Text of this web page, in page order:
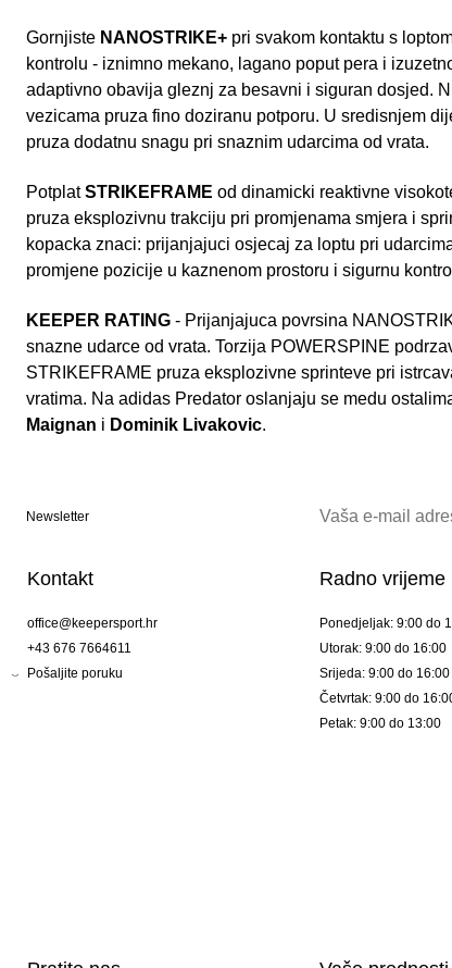
Gornjiste NANOSTRIKE+ pri svakom kontaktu s
kontrolu - iznimno mekano, lagano poput pera i
adaptivno obavija gleznj za besavni i siguran dosjed.
vezicama pruza fino doziranu potporu. U sredisnjem
pruza dodatnu snagu pri snaznim udarcima od vrata.
PotplatSTRIKEFRAME od dinamicki reaktivne
pruza eksplozivnu trakciju pri promjenama smjera i
kopacka znaci: prijanjajuci osjecaj za loptu pri
promjene pozicije u kaznenom prostoru i sigurnu
KEEPER RATING - Prijanjajuca povrsina
snazne udarce od vrata. Torzija POWERSPINE
STRIKEFRAME pruza eksplozivne sprinteve pri
vratima. Na adidas Predator oslanjaju se medu
Maignan i Dominik Livakovic.
Newsletter
Kontakt
office@keepersport.hr
+43 676 7664611
Pošaljite poruku
Radno vrijeme
Ponedjeljak: 9:00 do
Utorak: 9:00 do 16:00
Srijeda: 9:00 do 16:00
Četvrtak: 9:00 do
Petak: 9:00 do 13:00